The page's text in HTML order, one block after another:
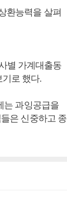
환능력을 살펴
별 가계대출동
로 했다.
는 과잉공급을
은 신중하고 종